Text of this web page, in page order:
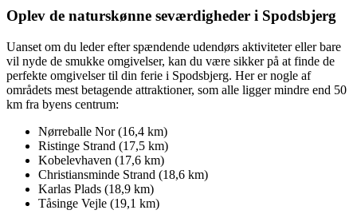
Oplev de naturskønne seværdigheder i Spodsbjerg
Uanset om du leder efter spændende udendørs aktiviteter eller bare
vil nyde de smukke omgivelser, kan du være sikker på at finde de
perfekte omgivelser til din ferie i Spodsbjerg. Her er nogle af
områdets mest betagende attraktioner, som alle ligger mindre end 50
km fra byens centrum:
Nørreballe Nor (16,4 km)
Ristinge Strand (17,5 km)
Kobelevhaven (17,6 km)
Christiansminde Strand (18,6 km)
Karlas Plads (18,9 km)
Tåsinge Vejle (19,1 km)